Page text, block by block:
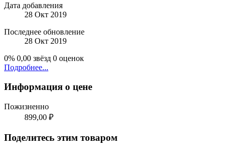
Дата добавления
28 Окт 2019
Последнее обновление
28 Окт 2019
0% 0,00 звёзд 0 оценок
Подробнее...
Информация о цене
Пожизненно
899,00 ₽
Поделитесь этим товаром